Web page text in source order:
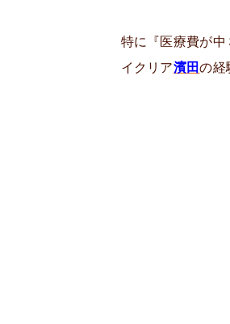
特に『医療費が
イクリア濱田の経